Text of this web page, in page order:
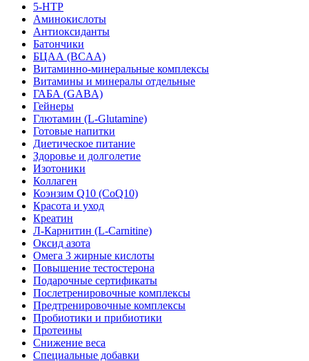
5-HTP
Аминокислоты
Антиоксиданты
Батончики
БЦАА (BCAA)
Витаминно-минеральные комплексы
Витамины и минералы отдельные
ГАБА (GABA)
Гейнеры
Глютамин (L-Glutamine)
Готовые напитки
Диетическое питание
Здоровье и долголетие
Изотоники
Коллаген
Коэнзим Q10 (CoQ10)
Красота и уход
Креатин
Л-Карнитин (L-Сarnitine)
Оксид азота
Омега 3 жирные кислоты
Повышение тестостерона
Подарочные сертификаты
Послетренировочные комплексы
Предтренировочные комплексы
Пробиотики и прибиотики
Протеины
Снижение веса
Специальные добавки